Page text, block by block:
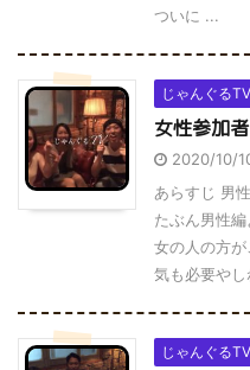
ついに ...
じゃんぐるTV
女性参加
2020/10/
あらすじ 男
たぶん男性
女の人の方
気も必要やし
じゃんぐるTV